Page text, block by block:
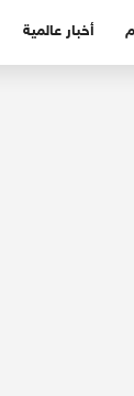
أخبار عالمية